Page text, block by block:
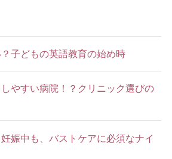
子どもの英語教育の始め時
やすい病院！？クリニック選びの
妊娠中も、バストケアに必須なナイ